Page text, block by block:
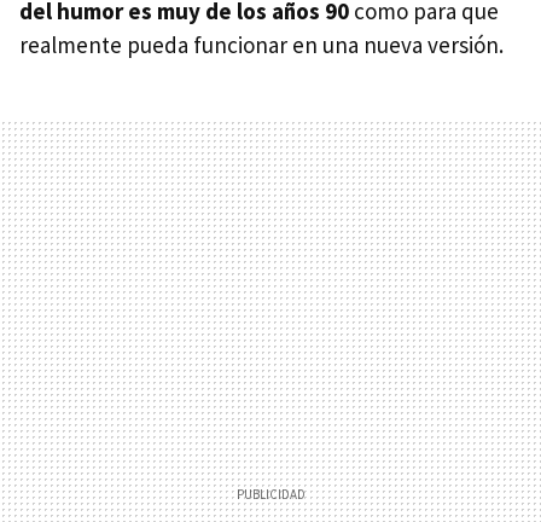
del humor es muy de los años 90 como para que
realmente pueda funcionar en una nueva versión.